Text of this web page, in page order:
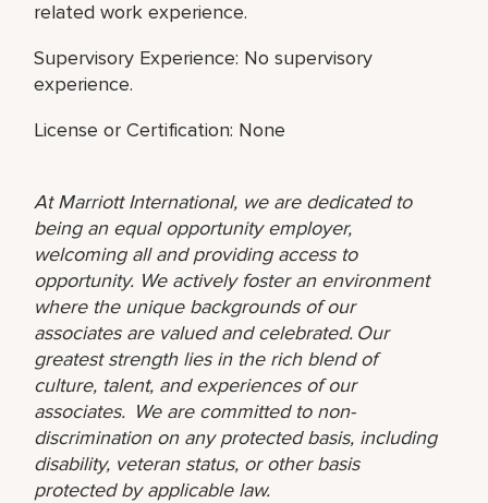
related work experience.
Supervisory Experience: No supervisory
experience.
License or Certification: None
At Marriott International, we are dedicated to
being an equal opportunity employer,
welcoming all and providing access to
opportunity. We actively foster an environment
where the unique backgrounds of our
associates are valued and celebrated. Our
greatest strength lies in the rich blend of
culture, talent, and experiences of our
associates. We are committed to non-
discrimination on any protected basis, including
disability, veteran status, or other basis
protected by applicable law.